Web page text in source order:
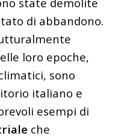
di abbandono.
loro epoche,
sono
italiano e
esempi di
che